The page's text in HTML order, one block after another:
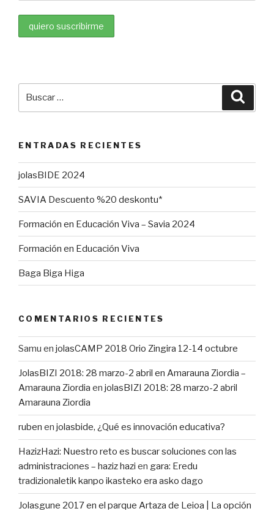
ENTRADAS RECIENTES
jolasBIDE 2024
SAVIA Descuento %20 deskontu*
Formación en Educación Viva – Savia 2024
Formación en Educación Viva
Baga Biga Higa
COMENTARIOS RECIENTES
Samu en jolasCAMP 2018 Orio Zingira 12-14 octubre
JolasBIZI 2018: 28 marzo-2 abril en Amarauna Ziordia –
Amarauna Ziordia en jolasBIZI 2018: 28 marzo-2 abril
Amarauna Ziordia
ruben en jolasbide, ¿Qué es innovación educativa?
HazizHazi: Nuestro reto es buscar soluciones con las
administraciones – haziz hazi en gara: Eredu
tradizionaletik kanpo ikasteko era asko dago
Jolasgune 2017 en el parque Artaza de Leioa | La opción